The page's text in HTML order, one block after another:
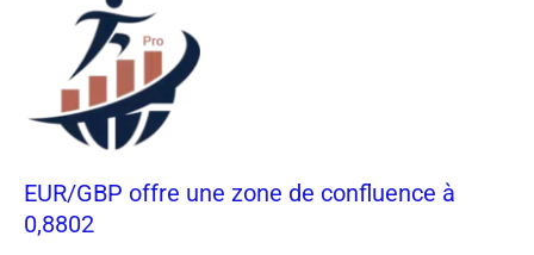
EUR/GBP offre une zone de confluence à
0,8802